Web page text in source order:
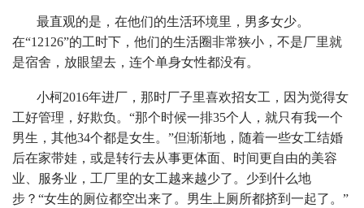
最直观的是，在他们的生活环境里，男多女少。
在“12126”的工时下，他们的生活圈非常狭小，不是厂里就
是宿舍，放眼望去，连个单身女性都没有。
小柯2016年进厂，那时厂子里喜欢招女工，因为觉得女
工好管理，好欺负。“那个时候一排35个人，就只有我一个
男生，其他34个都是女生。”但渐渐地，随着一些女工结婚
后在家带娃，或是转行去从事更体面、时间更自由的美容
业、服务业，工厂里的女工越来越少了。少到什么地
步？“女生的厕位都空出来了。男生上厕所都挤到一起了。”